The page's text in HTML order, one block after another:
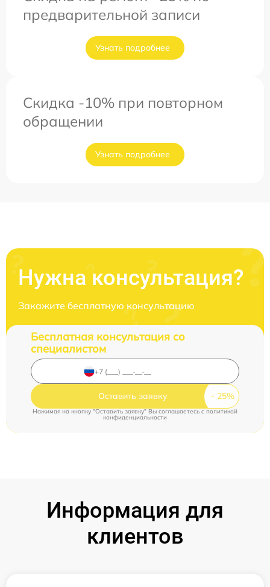
предварительной записи
Узнать подробнее
Скидка -10% при повторном
обращении
Узнать подробнее
Нужна консультация?
Закажите бесплатную консультацию
Бесплатная консультация со
специалистом
Оставить заявку
Нажимая на кнопку "Оставить заявку" Вы соглашаетесь cполитикой
конфиденциальности
Информация для
клиентов